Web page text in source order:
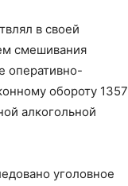
в своей
смешивания
оперативно-
обороту 1357
алкогольной
уголовное